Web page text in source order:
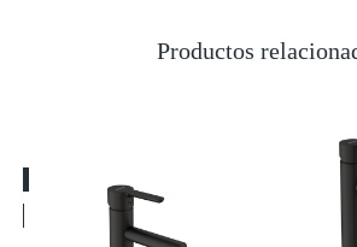
Productos